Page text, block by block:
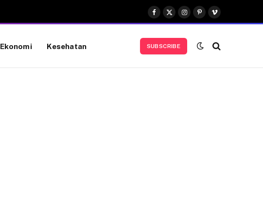
Facebook
X
(Twitter)
Instagram
Pinterest
Vimeo
Ekonomi Kesehatan SUBSCRIBE